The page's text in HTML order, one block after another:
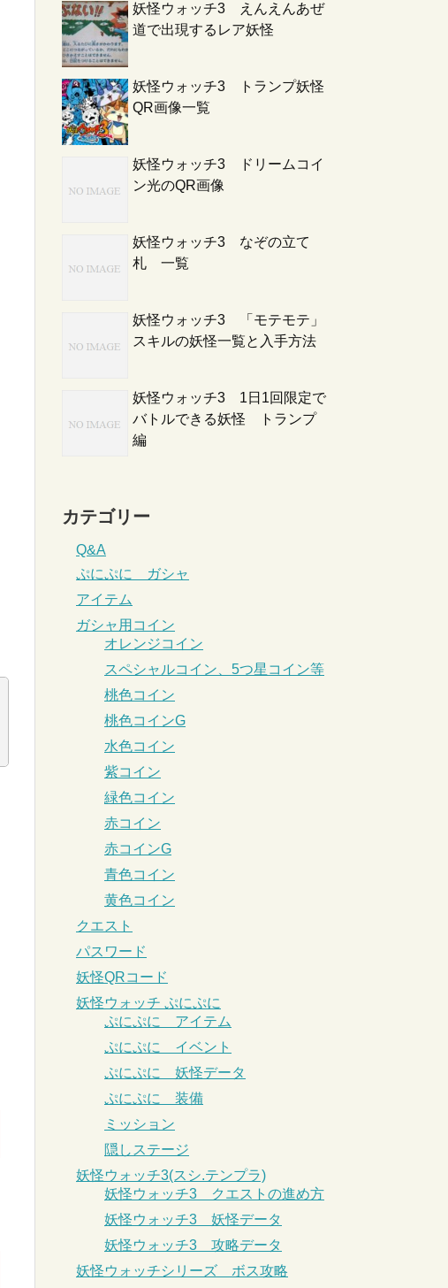
妖怪ウォッチ3 えんえんあぜ
道で出現するレア妖怪
妖怪ウォッチ3 トランプ妖怪
QR画像一覧
妖怪ウォッチ3 ドリームコイ
ン光のQR画像
妖怪ウォッチ3 なぞの立て
札 一覧
妖怪ウォッチ3 「モテモテ」
スキルの妖怪一覧と入手方法
妖怪ウォッチ3 1日1回限定で
バトルできる妖怪 トランプ
編
カテゴリー
Q&A
ぷにぷに ガシャ
アイテム
ガシャ用コイン
オレンジコイン
スペシャルコイン、5つ星コイン等
桃色コイン
桃色コインG
水色コイン
紫コイン
緑色コイン
赤コイン
赤コインG
青色コイン
黄色コイン
クエスト
パスワード
妖怪QRコード
妖怪ウォッチ ぷにぷに
ぷにぷに アイテム
ぷにぷに イベント
ぷにぷに 妖怪データ
ぷにぷに 装備
ミッション
隠しステージ
妖怪ウォッチ3(スシ.テンプラ)
妖怪ウォッチ3 クエストの進め方
妖怪ウォッチ3 妖怪データ
妖怪ウォッチ3 攻略データ
妖怪ウォッチシリーズ ボス攻略